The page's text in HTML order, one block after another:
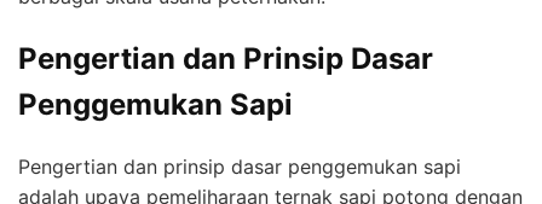
Pengertian dan Prinsip Dasar
Penggemukan Sapi
Pengertian dan prinsip dasar penggemukan sapi
adalah upaya pemeliharaan ternak sapi potong dengan